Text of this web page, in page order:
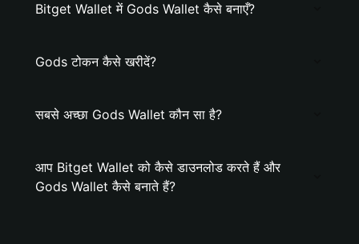
Bitget Wallet में Gods Wallet कैसे बनाएँ?
Gods टोकन कैसे खरीदें?
सबसे अच्छा Gods Wallet कौन सा है?
आप Bitget Wallet को कैसे डाउनलोड करते हैं और
Gods Wallet कैसे बनाते हैं?